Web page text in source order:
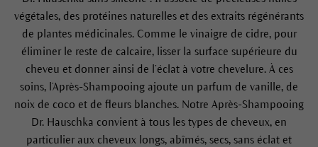
végétales, des protéines naturelles et des extraits régénérants
de plantes médicinales. Comme le vinaigre de cidre, pour
éliminer le reste de calcaire, lisser la surface supérieure du
cheveu et donner ainsi de l’éclat à votre chevelure. À ces
soins, l’Après-Shampooing ajoute un parfum de vanille, de
noix de coco et de fleurs blanches. Notre Après-Shampooing
Dr. Hauschka convient à tous les types de cheveux, en
particulier aux cheveux longs, abîmés, secs, sans éclat et